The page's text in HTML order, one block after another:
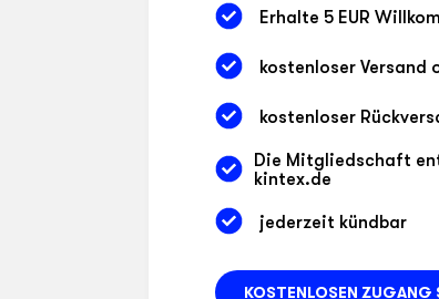
Erhalte 5 EUR
kostenloser Versand
kostenloser
Die Mitgliedschaft
kintex.de
jederzeit kündbar
KOSTENLOSEN ZUGANG